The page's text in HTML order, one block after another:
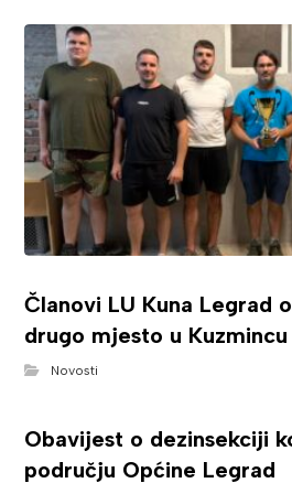
Članovi LU Kuna Legrad
drugo mjesto u Kuzmincu
Novosti
Obavijest o dezinsekciji
području Općine Legrad